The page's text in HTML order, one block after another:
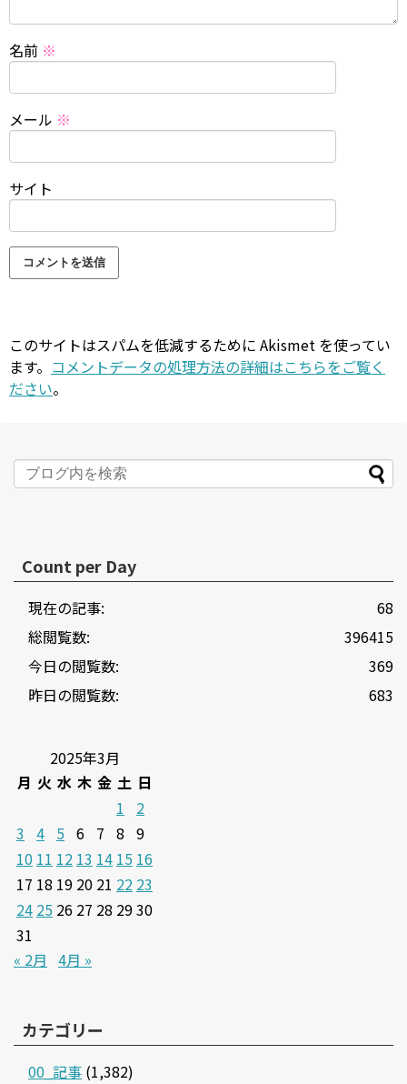
名前 ※
メール ※
サイト
このサイトはスパムを低減するために Akismet を使ってい
ます。 コメントデータの処理方法の詳細はこちらをご覧く
ださい。
Count per Day
68
現在の記事:
396415
総閲覧数:
369
今日の閲覧数:
683
昨日の閲覧数:
2025年3月
月 火 水 木 金 土 日
1
2
3 4 5 6 7 8 9
10 11 12 13 14 15 16
17 18 19 20 21 22 23
24 25 26 27 28 2930
31
« 2月 4月 »
カテゴリー
00_記事 (1,382)